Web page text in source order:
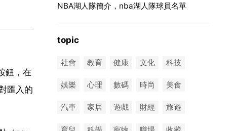
鈕，在
匯入的
NBA湖人隊簡介，nba湖人隊球員名單
topic
社會 教育 健康 文化 科技
娛樂 心理 數碼 時尚 美食
汽車 家居 遊戲 財經 旅遊